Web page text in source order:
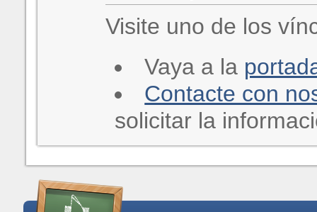
Visite uno de los
Vaya a la
Contacte con
solicitar la